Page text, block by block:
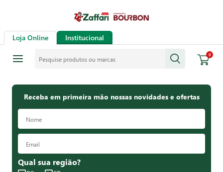
Loja Online Institucional
0
Receba em primeira mão nossas novidades e ofertas
Qual sua região?